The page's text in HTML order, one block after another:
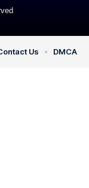
Us DMCA